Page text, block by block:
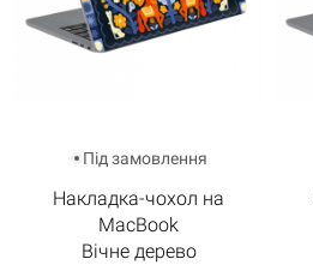
Під замовлення
Накладка-чохол на
MacBook
Вічне дерево